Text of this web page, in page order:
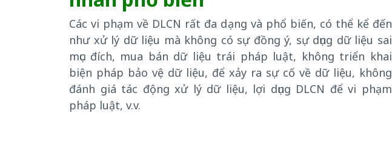
Các vi phạm về DLCN rất đa dạng và phổ biến, có thể kể đến
như xử lý dữ liệu mà không có sự đồng ý, sự dụng dữ liệu sai
mục đích, mua bán dữ liệu trái pháp luật, không triển khai
biện pháp bảo vệ dữ liệu, để xảy ra sự cố về dữ liệu, không
đánh giá tác động xử lý dữ liệu, lợi dụng DLCN để vi phạm
pháp luật, v.v.